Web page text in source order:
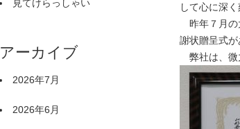
見てけらっしゃい
アーカイブ
2026年7月
2026年6月
して心に深
昨年７月の
謝状贈呈式が
弊社は、微